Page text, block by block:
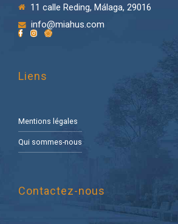
11 calle Reding, Málaga, 29016
info@miahus.com
Liens
Mentions légales
Qui sommes-nous
Contactez-nous